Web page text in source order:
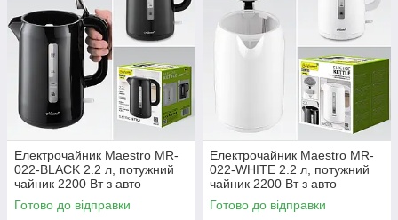
Електрочайник Maestro MR-
022-BLACK 2.2 л, потужний
чайник 2200 Вт з авто
вимкненням і захистом від
перегріву
Готово до відправки
Електрочайник Maestro MR-
022-WHITE 2.2 л, потужний
чайник 2200 Вт з авто
вимкненням і захистом від
перегріву
Готово до відправки